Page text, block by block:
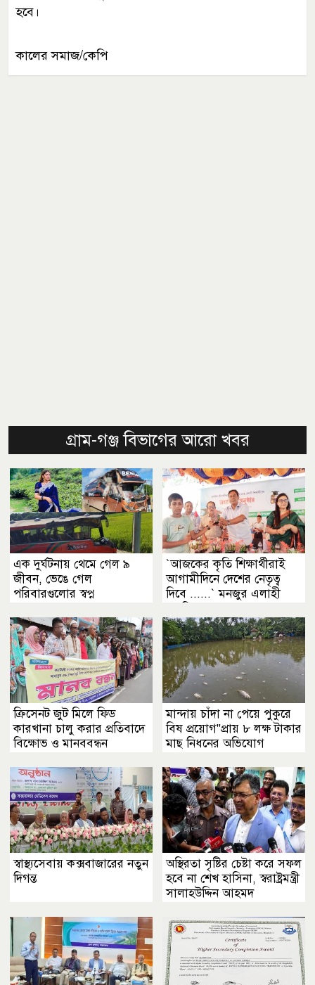
হবে।
কালের সমাজ/কেপি
গ্রাম-গঞ্জ বিভাগের আরো খবর
এক দুর্ঘটনায় থেমে গেল ৯
জীবন, ভেঙে গেল
পরিবারগুলোর স্বপ্ন
‍‍`আজকের কৃতি শিক্ষার্থীরাই
আগামীদিনে দেশের নেতৃত্ব
দিবে ......‍‍` মনজুর এলাহী
ক্রিসেনট জুট মিলে ফিড
কারখানা চালু করার প্রতিবাদে
বিক্ষোভ ও মানববন্ধন
মান্দায় চাঁদা না পেয়ে পুকুরে
বিষ প্রয়োগ"প্রায় ৮ লক্ষ টাকার
মাছ নিধনের অভিযোগ
স্বাস্থ্যসেবায় কক্সবাজারের নতুন
দিগন্ত
অস্থিরতা সৃষ্টির চেষ্টা করে সফল
হবে না শেখ হাসিনা, স্বরাষ্ট্রমন্ত্রী
সালাহউদ্দিন আহমদ